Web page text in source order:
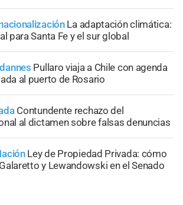
La adaptación climática:
para Santa Fe y el sur global
Pullaro viaja a Chile con agenda
al puerto de Rosario
Contundente rechazo del
al dictamen sobre falsas denuncias
Ley de Propiedad Privada: cómo
y Lewandowski en el Senado